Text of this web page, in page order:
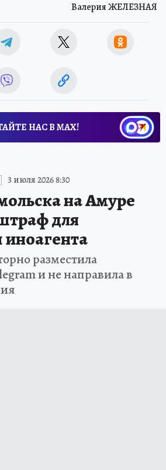
Валерия ЖЕЛЕЗНАЯ
НАС В МАХ!
3 июля 2026 8:30
на Амуре
для
разместила
и не направила в